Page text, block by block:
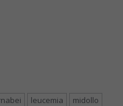
leucemia midollo